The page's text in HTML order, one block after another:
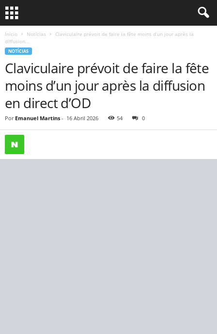
Início Notícias
Claviculaire prévoit de faire la fête moins d’un jour après la
diffusion...
NOTÍCIAS
Claviculaire prévoit de faire la fête
moins d’un jour après la diffusion
en direct d’OD
Por Emanuel Martins - 16 Abril 2026 54 0